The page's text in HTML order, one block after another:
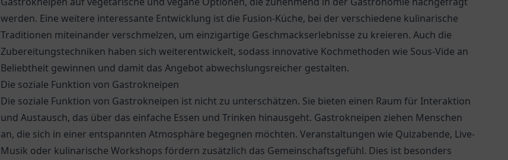
werden. Eine weitere interessante Entwicklung ist die Fusion-Küche, bei der verschiedene kulinarische
Traditionen miteinander verschmelzen, um einzigartige Geschmackserlebnisse zu kreieren. Auch die
Zubereitungstechniken haben sich weiterentwickelt, sodass innovative Kochmethoden wie Sous-Vide an
Beliebtheit gewinnen und damit das Angebot abwechslungsreicher gestalten.
Die soziale Funktion von Gastrokneipen
Die soziale Funktion von Gastrokneipen ist nicht zu unterschätzen. Sie bieten einen Raum für Interaktion
und Austausch, das über das einfache Essen und Trinken hinausgeht. Gastrokneipen ziehen Menschen
an, die sich in einer entspannten Atmosphäre begegnen möchten. Veranstaltungen wie Quizabende, Live-
Musik oder kulinarische Workshops fördern zusätzlich das Gemeinschaftsgefühl. Dies ist besonders